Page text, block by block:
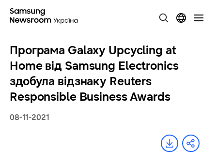
Програма Galaxy Upcycling at
Home від Samsung Electronics
здобула відзнаку Reuters
Responsible Business Awards
08-11-2021